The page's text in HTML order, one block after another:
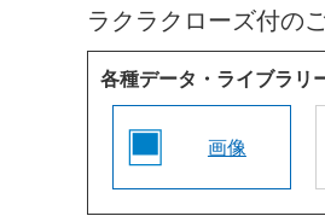
ラクラクローズ付の
各種データ・ライブラリ
画像